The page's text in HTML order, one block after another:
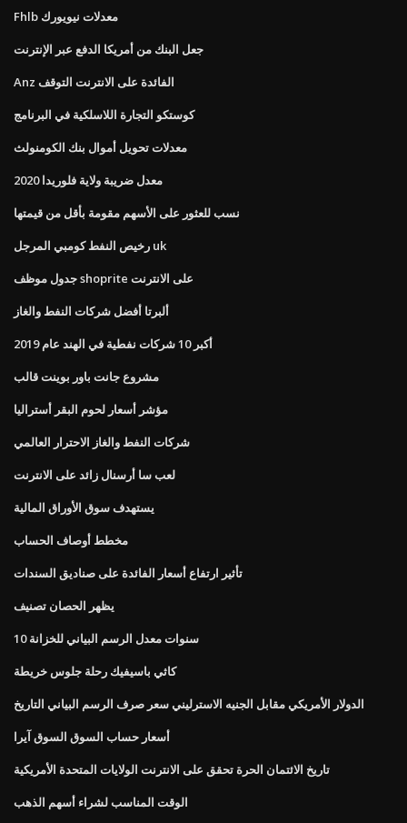
Fhlb معدلات نيويورك
جعل البنك من أمريكا الدفع عبر الإنترنت
Anz الفائدة على الانترنت التوقف
كوستكو التجارة اللاسلكية في البرنامج
معدلات تحويل أموال بنك الكومنولث
معدل ضريبة ولاية فلوريدا 2020
نسب للعثور على الأسهم مقومة بأقل من قيمتها
رخيص النفط كومبي المرجل uk
جدول موظف shoprite على الانترنت
ألبرتا أفضل شركات النفط والغاز
أكبر 10 شركات نفطية في الهند عام 2019
مشروع جانت باور بوينت قالب
مؤشر أسعار لحوم البقر أستراليا
شركات النفط والغاز الاحترار العالمي
لعب سا أرسنال زائد على الانترنت
يستهدف سوق الأوراق المالية
مخطط أوصاف الحساب
تأثير ارتفاع أسعار الفائدة على صناديق السندات
يظهر الحصان تصنيف
10 سنوات معدل الرسم البياني للخزانة
كاثي باسيفيك رحلة جلوس خريطة
الدولار الأمريكي مقابل الجنيه الاسترليني سعر صرف الرسم البياني التاريخ
أسعار حساب السوق السوق آيرا
تاريخ الائتمان الحرة تحقق على الانترنت الولايات المتحدة الأمريكية
الوقت المناسب لشراء أسهم الذهب